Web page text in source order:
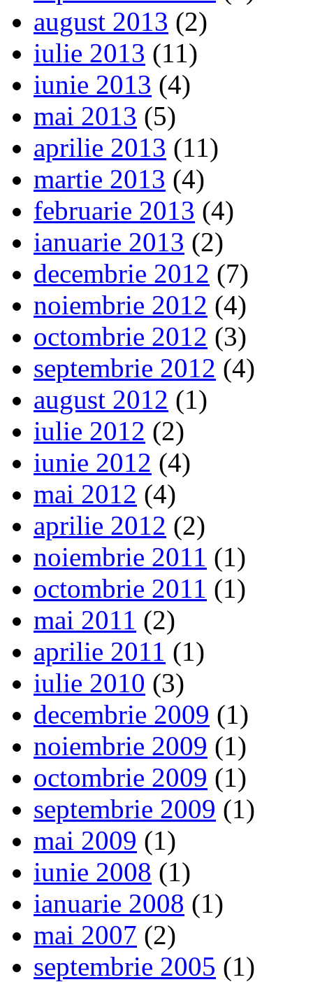
august 2013 (2)
iulie 2013 (11)
iunie 2013 (4)
mai 2013 (5)
aprilie 2013 (11)
martie 2013 (4)
februarie 2013 (4)
ianuarie 2013 (2)
decembrie 2012 (7)
noiembrie 2012 (4)
octombrie 2012 (3)
septembrie 2012 (4)
august 2012 (1)
iulie 2012 (2)
iunie 2012 (4)
mai 2012 (4)
aprilie 2012 (2)
noiembrie 2011 (1)
octombrie 2011 (1)
mai 2011 (2)
aprilie 2011 (1)
iulie 2010 (3)
decembrie 2009 (1)
noiembrie 2009 (1)
octombrie 2009 (1)
septembrie 2009 (1)
mai 2009 (1)
iunie 2008 (1)
ianuarie 2008 (1)
mai 2007 (2)
septembrie 2005 (1)